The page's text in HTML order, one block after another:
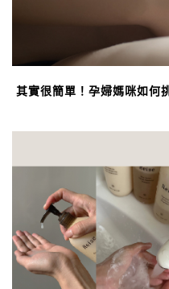
其實很簡單！孕婦媽咪如何